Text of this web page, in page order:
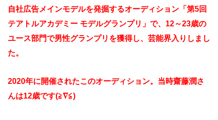
自社広告メインモデルを発掘するオーディション「第5回
テアトルアカデミー モデルグランプリ」で、12～23歳の
ユース部門で男性グランプリを獲得し、芸能界入りしまし
た。
2020年に開催されたこのオーディション。当時齋藤潤さ
んは12歳です(≧∇≦)